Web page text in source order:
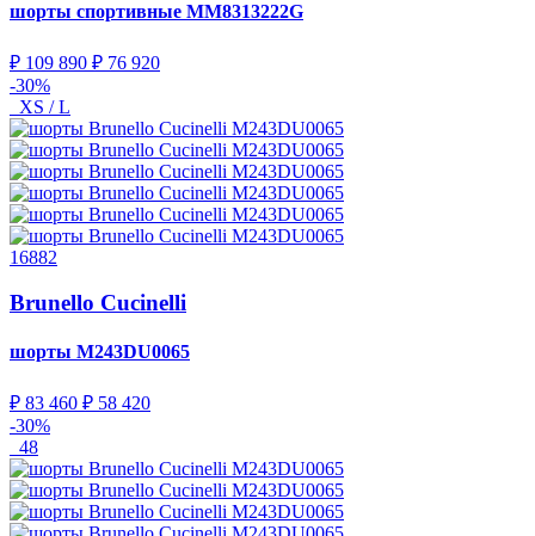
шорты спортивные MM8313222G
₽ 109 890 ₽ 76 920
-30%
XS / L
16882
Brunello Cucinelli
шорты M243DU0065
₽ 83 460 ₽ 58 420
-30%
48